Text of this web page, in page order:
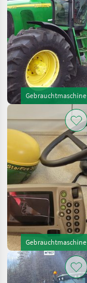
Gebrauchtmaschine
Gebrauchtmaschine